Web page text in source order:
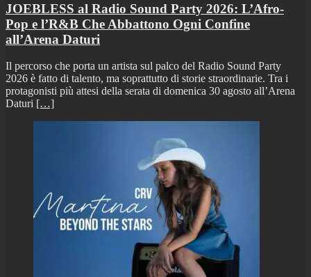
JOEBLESS al Radio Sound Party 2026: L’Afro-
Pop e l’R&B Che Abbattono Ogni Confine
all’Arena Daturi
Il percorso che porta un artista sul palco del Radio Sound Party
2026 è fatto di talento, ma soprattutto di storie straordinarie. Tra i
protagonisti più attesi della serata di domenica 30 agosto all’Arena
Daturi […]